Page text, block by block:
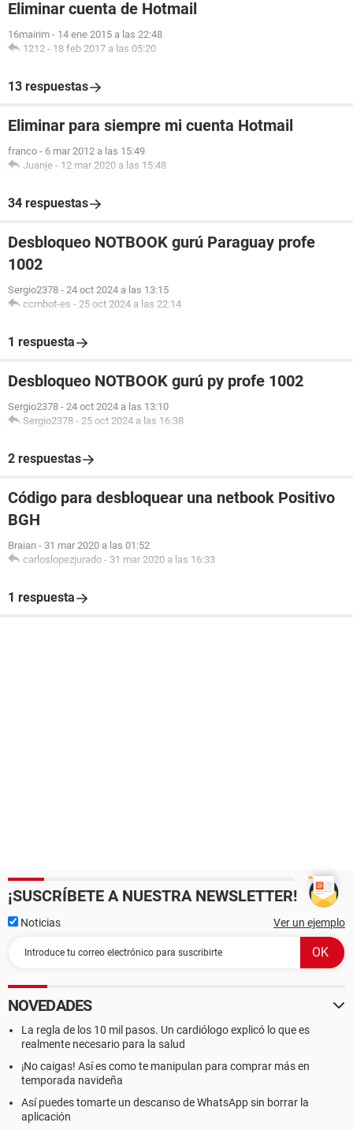
Eliminar cuenta de Hotmail
16mairim - 14 ene 2015 a las 22:48
1212 - 18 feb 2017 a las 05:20
13 respuestas
Eliminar para siempre mi cuenta Hotmail
franco - 6 mar 2012 a las 15:49
Juanje - 12 mar 2020 a las 15:48
34 respuestas
Desbloqueo NOTBOOK gurú Paraguay profe
1002
Sergio2378 - 24 oct 2024 a las 13:15
ccmbot-es - 25 oct 2024 a las 22:14
1 respuesta
Desbloqueo NOTBOOK gurú py profe 1002
Sergio2378 - 24 oct 2024 a las 13:10
Sergio2378 - 25 oct 2024 a las 16:38
2 respuestas
Código para desbloquear una netbook Positivo
BGH
Braian - 31 mar 2020 a las 01:52
carloslopezjurado - 31 mar 2020 a las 16:33
1 respuesta
¡SUSCRÍBETE A NUESTRA NEWSLETTER!
Noticias Ver un ejemplo
NOVEDADES
La regla de los 10 mil pasos. Un cardiólogo explicó lo que es
realmente necesario para la salud
¡No caigas! Así es como te manipulan para comprar más en
temporada navideña
Así puedes tomarte un descanso de WhatsApp sin borrar la
aplicación